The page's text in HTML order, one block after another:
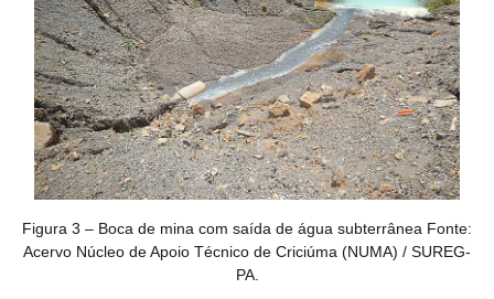
Figura 3 – Boca de mina com saída de água subterrânea Fonte:
Acervo Núcleo de Apoio Técnico de Criciúma (NUMA) / SUREG-
PA.